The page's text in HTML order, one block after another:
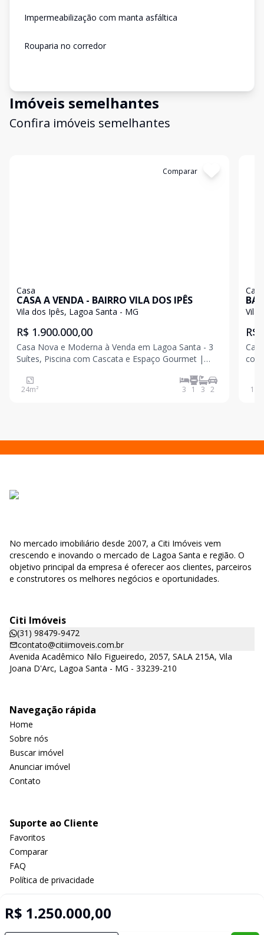
Impermeabilização com manta asfáltica
Rouparia no corredor
Imóveis semelhantes
Confira imóveis semelhantes
Comparar
Casa
CASA A VENDA - BAIRRO VILA DOS IPÊS
Vila dos Ipês, Lagoa Santa - MG
R$ 1.900.000,00
Casa Nova e Moderna à Venda em Lagoa Santa - 3
Suítes, Piscina com Cascata e Espaço Gourmet |
valorizaçã
24m² 3 1 3 2
Casa
Vila
R$
140
R$ 1.250.000,00
No mercado imobiliário desde 2007, a Citi Imóveis vem
crescendo e inovando o mercado de Lagoa Santa e região. O
objetivo principal da empresa é oferecer aos clientes, parceiros
e construtores os melhores negócios e oportunidades.
Citi Imóveis
(31) 98479-9472
contato@citiimoveis.com.br
Avenida Acadêmico Nilo Figueiredo, 2057, SALA 215A, Vila
Joana D'Arc, Lagoa Santa - MG - 33239-210
Navegação rápida
Home
Sobre nós
Buscar imóvel
Anunciar imóvel
Contato
Suporte ao Cliente
Favoritos
Comparar
FAQ
Política de privacidade